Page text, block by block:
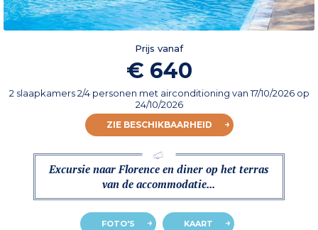
Prijs vanaf
€ 640
2 slaapkamers 2/4 personen met airconditioning van17/10/2026op
24/10/2026
ZIE BESCHIKBAARHEID
Excursie naar Florence en diner op het terras
van de accommodatie...
FOTO'S KAART